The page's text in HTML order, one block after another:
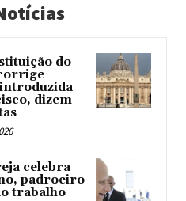
do
dizem
celebra
padroeiro
trabalho